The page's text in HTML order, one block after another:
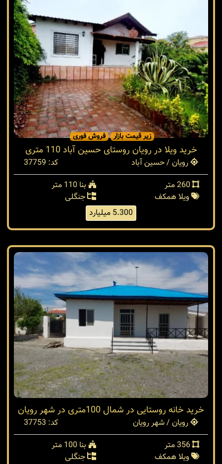
زیر قیمت بازار فروش فوری
خرید ویلا در رویان روستای حسین آباد 110 متری
رویان / حسین آباد
کد: 37759
بنا 110 متر
ویلا همکف
جنگلی
5.300 میلیارد
خرید خانه روستایی در شمال 100متری در شهر رویان
رویان / شهر رویان
کد: 37753
بنا 100 متر
ویلا همکف
جنگلی